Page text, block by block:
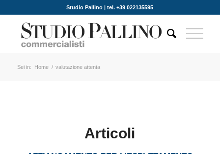
Studio Pallino | tel. +39 022135595
Sei in: Home / valutazione attenta
Articoli